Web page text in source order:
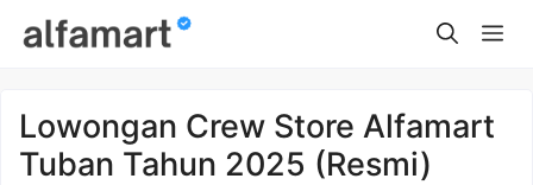
Lowongan Crew Store Alfamart
Tuban Tahun 2025 (Resmi)